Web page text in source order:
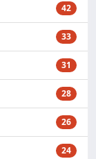
42
33
31
28
26
24